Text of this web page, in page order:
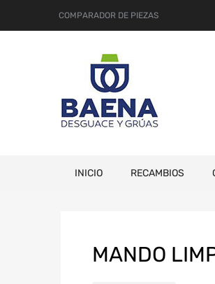
COMPARADOR DE PIEZAS
INICIO RECAMBIOS
MANDO